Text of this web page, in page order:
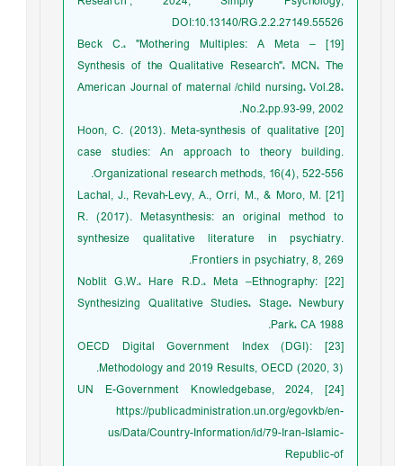
DOI:10.13140/RG.2.2.27149.55526
[19] Beck C.، "Mothering Multiples: A Meta –
Synthesis of the Qualitative Research"، MCN، The
American Journal of maternal /child nursing، Vol.28،
No.2،pp.93-99, 2002.
[20] Hoon, C. (2013). Meta-synthesis of qualitative
case studies: An approach to theory building.
Organizational research methods, 16(4), 522-556.
[21] Lachal, J., Revah-Levy, A., Orri, M., & Moro, M.
R. (2017). Metasynthesis: an original method to
synthesize qualitative literature in psychiatry.
Frontiers in psychiatry, 8, 269.
[22] Noblit G.W.، Hare R.D.، Meta –Ethnography:
Synthesizing Qualitative Studies، Stage، Newbury
Park، CA 1988.
[23] OECD Digital Government Index (DGI):
Methodology and 2019 Results, OECD (2020, 3).
[24] UN E-Government Knowledgebase, 2024,
https://publicadministration.un.org/egovkb/en-
us/Data/Country-Information/id/79-Iran-Islamic-
Republic-of